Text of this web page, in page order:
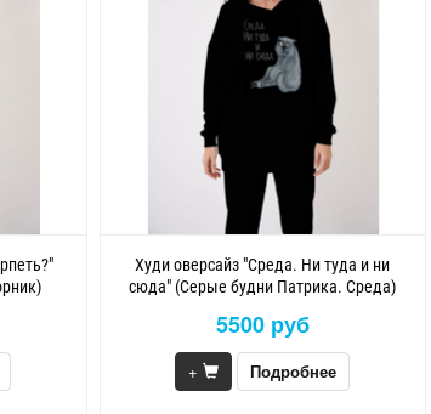
Худи оверсайз "Среда. Ни туда и ни
сюда" (Серые будни Патрика. Среда)
5500 руб
+ Подробнее